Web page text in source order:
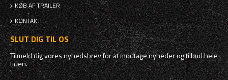
KØB AF TRAILER
KONTAKT
SLUT DIG TIL OS
Tilmeld dig vores nyhedsbrev for at modtage nyheder og tilbud hele
tiden.